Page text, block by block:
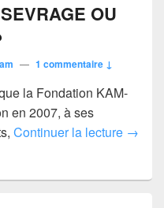
OU
— 1 commentaire ↓
la Fondation KAM-
en 2007, à ses
Continuer la lecture →